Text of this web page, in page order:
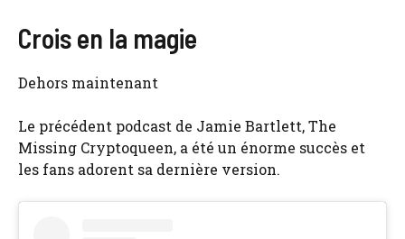
Crois en la magie
Dehors maintenant
Le précédent podcast de Jamie Bartlett, The
Missing Cryptoqueen, a été un énorme succès et
les fans adorent sa dernière version.